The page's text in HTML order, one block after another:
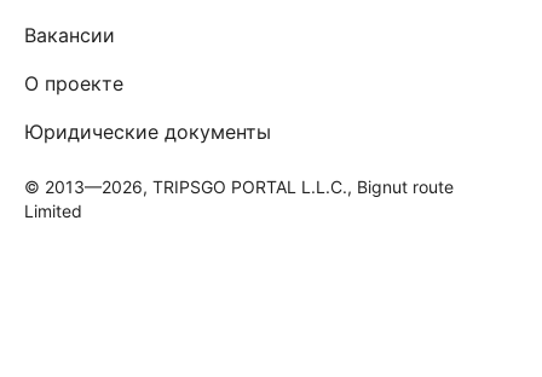
Вакансии
О проекте
Юридические документы
© 2013—2026, TRIPSGO PORTAL L.L.C., Bignut route
Limited